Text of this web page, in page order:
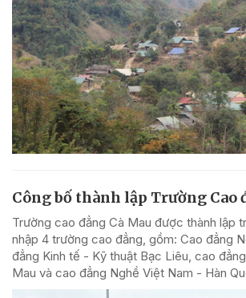
Công bố thành lập Trường Cao
Trường cao đẳng Cà Mau được thành lập
nhập 4 trường cao đẳng, gồm: Cao đẳng
đẳng Kinh tế - Kỹ thuật Bạc Liêu, cao
Mau và cao đẳng Nghề Việt Nam - Hàn